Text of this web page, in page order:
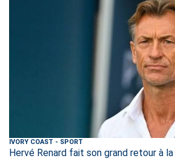
IVORY COAST - SPORT
Hervé Renard fait son grand retour à